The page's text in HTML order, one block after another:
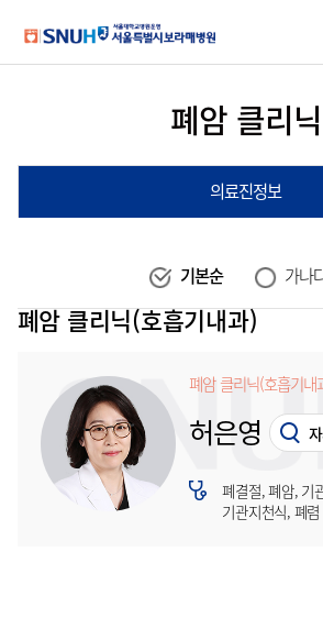
폐암 클리닉
의료진정보
기본순 가나
폐암 클리닉(호흡기내과)
폐암 클리닉(호흡기내
허은영
폐결절, 폐암, 기
기관지천식, 폐